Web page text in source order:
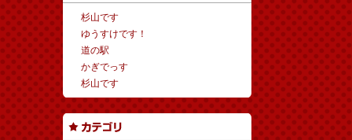
杉山です
ゆうすけです！
道の駅
かぎでっす
杉山です